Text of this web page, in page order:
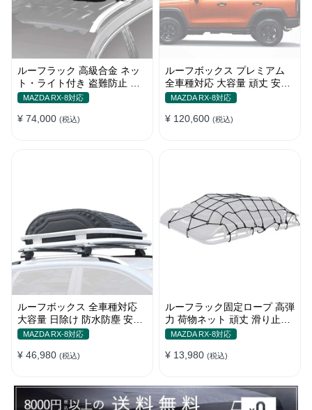
ルーフラック 高級合金 ネッ
ト・ライト付き 盗難防止 頑
丈 安定 分離式 大容量 ベース
MAZDA RX-8対応
¥ 74,000 (税込)
ルーフボックス プレミアム
全車種対応 大容量 頑丈 安定
贅沢使い心地 おしゃれ 多色
MAZDA RX-8対応
¥ 120,600 (税込)
ルーフボックス 全車種対応
大容量 日除け 防水防塵 安定
耐久 使い便利 折畳式 車用ラ
MAZDA RX-8対応
¥ 46,980 (税込)
ルーフラック固定ロープ 高弾
力 荷物ネット 頑丈 滑り止め
ストラップ付き ベースキャリ
MAZDA RX-8対応
¥ 13,980 (税込)